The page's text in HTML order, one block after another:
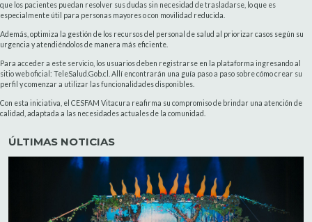
que los pacientes puedan resolver sus dudas sin necesidad de trasladarse, lo que es
especialmente útil para personas mayores o con movilidad reducida.
Además, optimiza la gestión de los recursos del personal de salud al priorizar casos según su
urgencia y atendiéndolos de manera más eficiente.
Para acceder a este servicio, los usuarios deben registrarse en la plataforma ingresando al
sitio web oficial: TeleSalud.Gob.cl. Allí encontrarán una guía paso a paso sobre cómo crear su
perfil y comenzar a utilizar las funcionalidades disponibles.
Con esta iniciativa, el CESFAM Vitacura reafirma su compromiso de brindar una atención de
calidad, adaptada a las necesidades actuales de la comunidad.
ÚLTIMAS NOTICIAS